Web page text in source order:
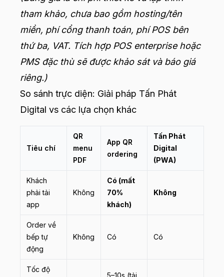
tham khảo, chưa bao gồm hosting/tên
miền, phí cổng thanh toán, phí POS bên
thứ ba, VAT. Tích hợp POS enterprise hoặc
PMS đặc thù sẽ được khảo sát và báo giá
riêng.)
So sánh trực diện: Giải pháp Tấn Phát
Digital vs các lựa chọn khác
Tiêu chí
QR
menu
PDF
App QR
ordering
Tấn Phát
Digital
(PWA)
Khách
phải tải
app
Không
Có (mất
70%
khách)
Không
Order về
bếp tự
động
Không Có Có
Tốc độ
5–10s (tải